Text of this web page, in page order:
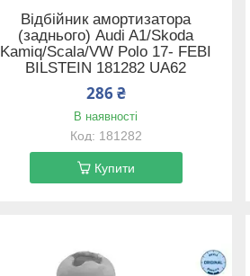
Відбійник амортизатора
(заднього) Audi A1/Skoda
Kamiq/Scala/VW Polo 17- FEBI
BILSTEIN 181282 UA62
286 ₴
В наявності
181282
Купити